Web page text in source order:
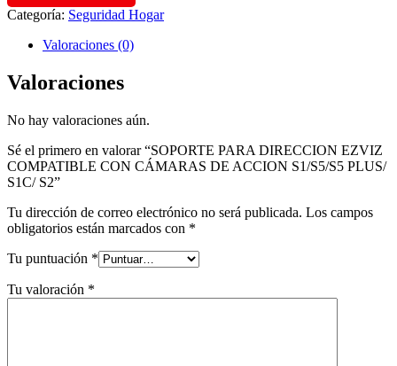
Categoría: Seguridad Hogar
Valoraciones (0)
Valoraciones
No hay valoraciones aún.
Sé el primero en valorar “SOPORTE PARA DIRECCION EZVIZ
COMPATIBLE CON CÁMARAS DE ACCION S1/S5/S5 PLUS/
S1C/ S2”
Tu dirección de correo electrónico no será publicada. Los campos
obligatorios están marcados con *
Tu puntuación *
Tu valoración *